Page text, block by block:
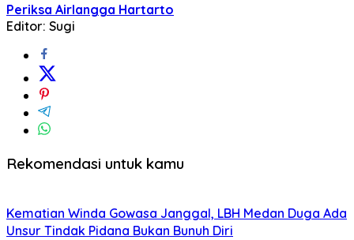
Periksa Airlangga Hartarto
Editor: Sugi
Rekomendasi untuk kamu
Kematian Winda Gowasa Janggal, LBH Medan Duga Ada
Unsur Tindak Pidana Bukan Bunuh Diri